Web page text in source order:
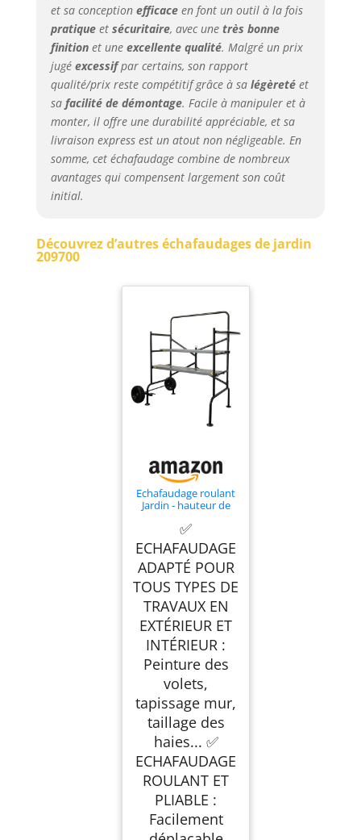
et sa conception efficaceen font un outil à la fois
pratiqueet sécuritaire, avec une très bonne
finitionet une excellente qualité. Malgré un prix
jugé excessifpar certains, son rapport
qualité/prix reste compétitif grâce à sa légèretéet
sa facilité de démontage. Facile à manipuler et à
monter, il offre une durabilité appréciable, et sa
livraison express est un atout non négligeable. En
somme, cet échafaudage combine de nombreux
avantages qui compensent largement son coût
initial.
Découvrez d’autres échafaudages de jardin
209700
Echafaudage roulant
Jardin - hauteur de
roues increvables -
Echafaudage mobile
sur roues - 150Kg
✅
ECHAFAUDAGE
ADAPTÉ POUR
TOUS TYPES DE
TRAVAUX EN
EXTÉRIEUR ET
INTÉRIEUR :
Peinture des
volets,
tapissage mur,
taillage des
haies... ✅
ECHAFAUDAGE
ROULANT ET
PLIABLE :
Facilement